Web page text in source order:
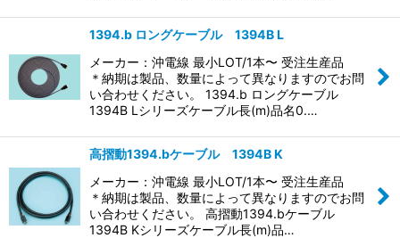
1394.b ロングケーブル 1394B L
メーカー：沖電線 最小LOT/1本〜 受注生産品
＊納期は製品、数量によって異なりますのでお問
い合わせください。 1394.b ロングケーブル
1394B Lシリーズケーブル長(m)品名0.…
高摺動1394.bケーブル 1394B K
メーカー：沖電線 最小LOT/1本〜 受注生産品
＊納期は製品、数量によって異なりますのでお問
い合わせください。 高摺動1394.bケーブル
1394B Kシリーズケーブル長(m)品…